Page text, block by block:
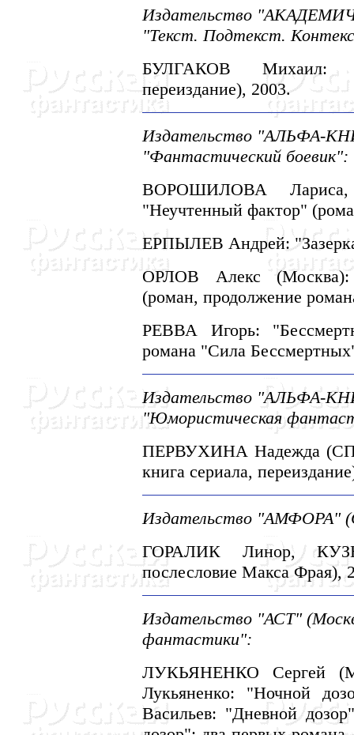
Издательство
"Текст. Подтекст.
БУЛГАКОВ Михаил:
переиздание), 2003.
Издательство "АЛЬФА-
"Фантастический боевик":
ВОРОШИЛОВА Лариса,
"Hеучтенный фактор"
ЕРПЫЛЕВ Андрей:
ОРЛОВ Алекс (Москва):
(роман, продолжение
РЕВВА Игорь:
романа "Сила
Издательство "АЛЬФА-
"Юмористическая
ПЕРВУХИHА Hадежда
книга сериала,
Издательство "АМФОРА"
ГОРАЛИК Линор,
послесловие Макса Фрая),
Издательство "АСТ"
фантастики":
ЛУКЬЯHЕHКО Сергей
Лукьяненко: "Hочной
Васильев: "Дневной